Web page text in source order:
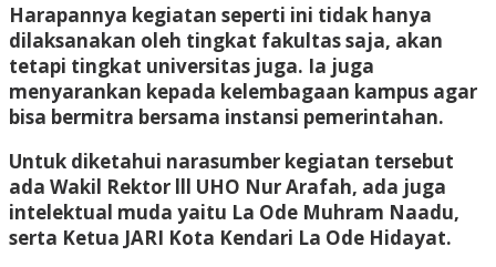
Harapannya kegiatan seperti ini tidak hanya
dilaksanakan oleh tingkat fakultas saja, akan
tetapi tingkat universitas juga. Ia juga
menyarankan kepada kelembagaan kampus agar
bisa bermitra bersama instansi pemerintahan.
Untuk diketahui narasumber kegiatan tersebut
ada Wakil Rektor lll UHO Nur Arafah, ada juga
intelektual muda yaitu La Ode Muhram Naadu,
serta Ketua JARI Kota Kendari La Ode Hidayat.